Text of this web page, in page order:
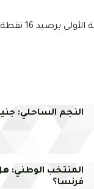
النجم الساحلي:
المنتخب الوطني:
فرنسا؟